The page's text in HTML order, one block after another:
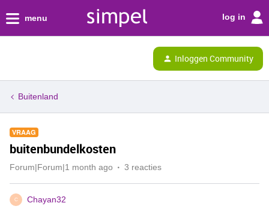
menu log in
Inloggen Community
Buitenland
VRAAG
buitenbundelkosten
Forum|Forum|1 month ago 3 reacties
C Chayan32